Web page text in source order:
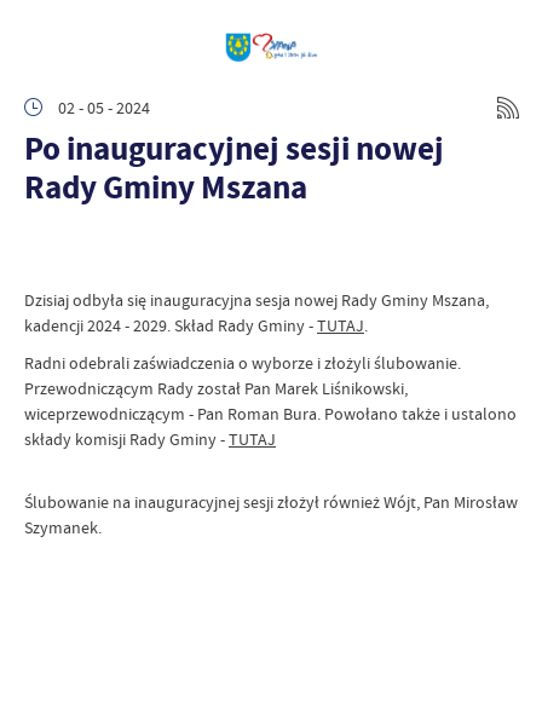
02 - 05 - 2024
Po inauguracyjnej sesji nowej
Rady Gminy Mszana
Dzisiaj odbyła się inauguracyjna sesja nowej Rady Gminy Mszana,
kadencji 2024 - 2029. Skład Rady Gminy -TUTAJ.
Radni odebrali zaświadczenia o wyborze i złożyli ślubowanie.
Przewodniczącym Rady został Pan Marek Liśnikowski,
wiceprzewodniczącym - Pan Roman Bura. Powołano także i ustalono
składy komisji Rady Gminy -TUTAJ
Ślubowanie na inauguracyjnej sesji złożył również Wójt, Pan Mirosław
Szymanek.